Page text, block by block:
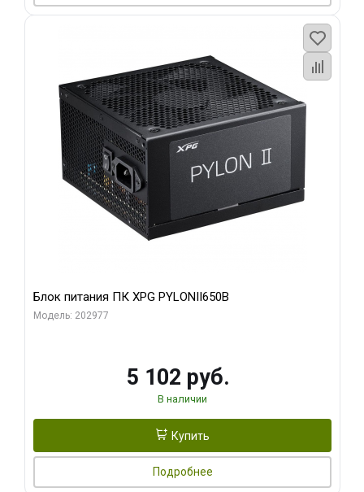
Блок питания ПК XPG PYLONII650B
Модель: 202977
5 102 руб.
В наличии
Купить
Подробнее